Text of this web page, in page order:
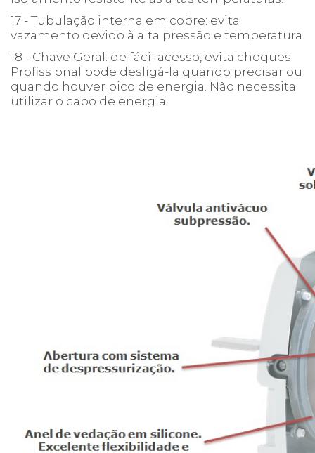
17 - Tubulação interna em cobre: evita
vazamento devido à alta pressão e temperatura.
18 - Chave Geral: de fácil acesso, evita choques.
Profissional pode desligá-la quando precisar ou
quando houver pico de energia. Não necessita
utilizar o cabo de energia.